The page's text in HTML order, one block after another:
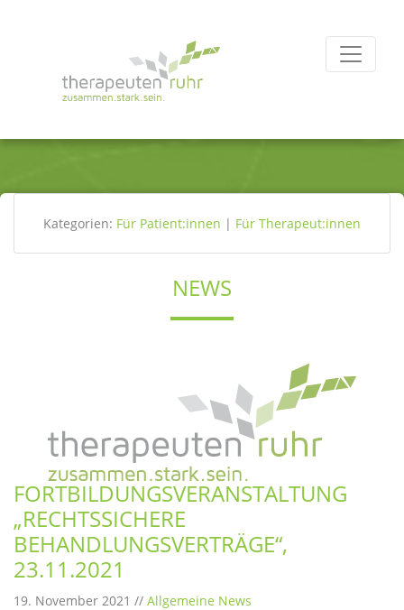
Kategorien: Für Patient:innen | Für Therapeut:innen
NEWS
FORTBILDUNGSVERANSTALTUNG
„RECHTSSICHERE
BEHANDLUNGSVERTRÄGE“,
23.11.2021
19. November 2021 // Allgemeine News